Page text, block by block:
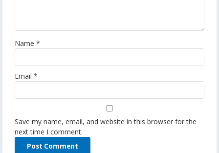
Name *
Email *
Save my name, email, and website in this browser for the
next time I comment.